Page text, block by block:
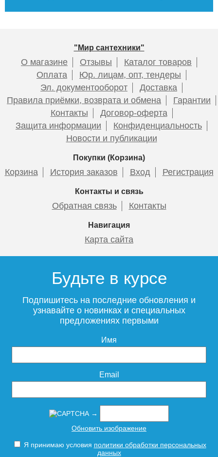
"Мир сантехники"
О магазине Отзывы
Каталог товаров
Оплата
Юр. лицам, опт, тендеры
Эл. документооборот
Доставка
Правила приёмки, возврата и обмена
Гарантии
Контакты
Договор-оферта
Защита информации
Конфиденциальность
Новости и публикации
Покупки (Корзина)
Корзина История заказов Вход Регистрация
Контакты и связь
Обратная связь Контакты
Навигация
Карта сайта
Будьте в курсе
Подпишитесь на последние обновления и
узнавайте о новинках и специальных
предложениях первыми
Имя
Email
→
Обновить изображение
Я принимаю условия политики обработки персональных
данных